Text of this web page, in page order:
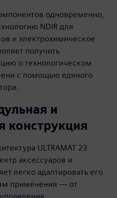
одновременно,
NDIR для
и электрохимическое
получить
о технологическом
с помощью единого
и
конструкция
ULTRAMAT 23
аксессуаров и
легко адаптировать его
применения — от